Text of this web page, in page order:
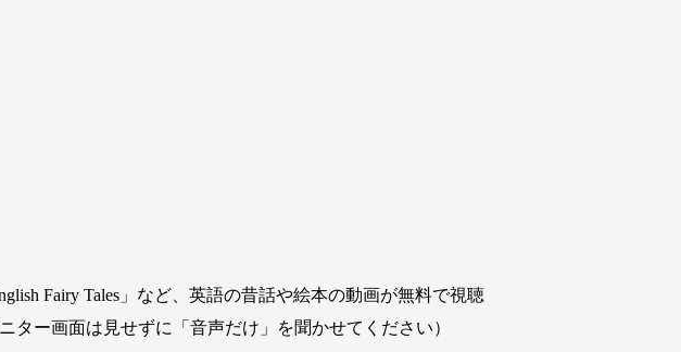
Fairy Tales」など、英語の昔話や絵本の動画が無料で視聴
ー画面は見せずに「音声だけ」を聞かせてください）